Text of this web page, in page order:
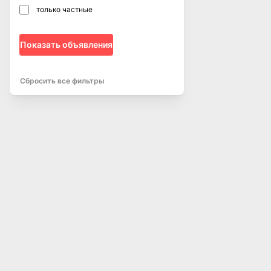
только частные
Показать объявления
Сбросить все фильтры